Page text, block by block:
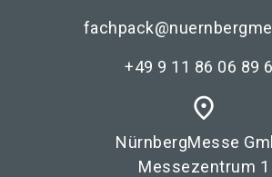
+49 9 11 86 06 89
place
NürnbergMesse
Messezentrum 1